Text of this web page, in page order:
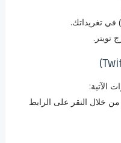
الآتية:
من خلال النقر على الرابط